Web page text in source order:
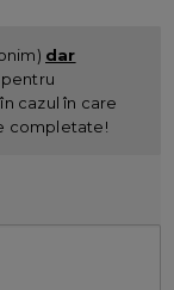
dar
pentru
cazul în care
completate!